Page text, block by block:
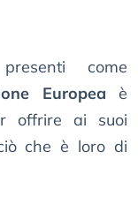
come
Europea è
offrire ai suoi
che è loro di